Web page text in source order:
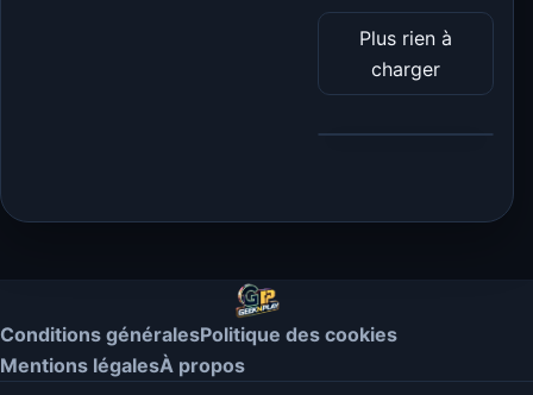
Plus rien à
charger
Conditions généralesPolitique des cookies
Mentions légalesÀ propos